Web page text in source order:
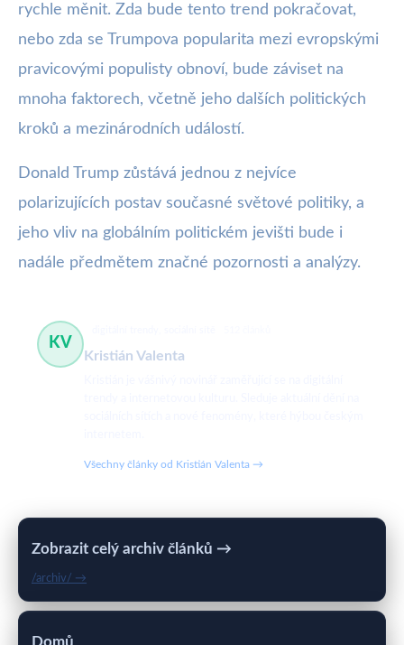
rychle měnit. Zda bude tento trend pokračovat,
nebo zda se Trumpova popularita mezi evropskými
pravicovými populisty obnoví, bude záviset na
mnoha faktorech, včetně jeho dalších politických
kroků a mezinárodních událostí.
Donald Trump zůstává jednou z nejvíce
polarizujících postav současné světové politiky, a
jeho vliv na globálním politickém jevišti bude i
nadále předmětem značné pozornosti a analýzy.
KV
Kristián Valenta
Všechny články od Kristián Valenta →
Zobrazit celý archiv článků →
/archiv/ →
Domů